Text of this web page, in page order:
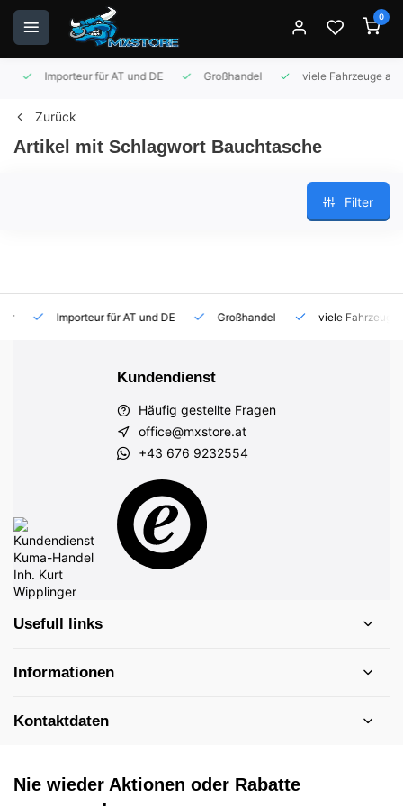
0
Importeur für AT und DE Großhandel viele Fahrzeuge auf
Zurück
Artikel mit Schlagwort Bauchtasche
Filter
Importeur für AT und DE Großhandel viele Fahrzeuge auf
Kundendienst
Häufig gestellte Fragen
office@mxstore.at
+43 676 9232554
Usefull links
Informationen
Kontaktdaten
Nie wieder Aktionen oder Rabatte